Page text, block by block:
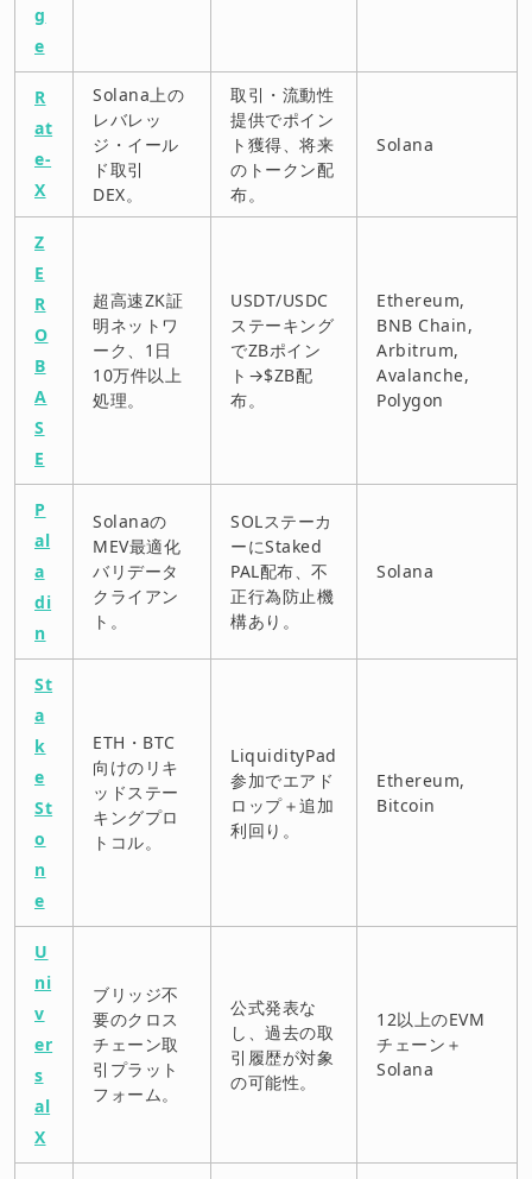
g
e
R
at
e-
X
Solana上の
レバレッ
ジ・イール
ド取引
DEX。
取引・流動性
提供でポイン
ト獲得、将来
のトークン配
布。
Solana
Z
E
R
O
B
A
S
E
超高速ZK証
明ネットワ
ーク、1日
10万件以上
処理。
USDT/USDC
ステーキング
でZBポイン
ト→$ZB配
布。
Ethereum,
BNB Chain,
Arbitrum,
Avalanche,
Polygon
P
al
a
di
n
Solanaの
MEV最適化
バリデータ
クライアン
ト。
SOLステーカ
ーにStaked
PAL配布、不
正行為防止機
構あり。
Solana
St
a
k
e
St
o
n
e
ETH・BTC
向けのリキ
ッドステー
キングプロ
トコル。
LiquidityPad
参加でエアド
ロップ＋追加
利回り。
Ethereum,
Bitcoin
U
ni
v
er
s
al
X
ブリッジ不
要のクロス
チェーン取
引プラット
フォーム。
公式発表な
し、過去の取
引履歴が対象
の可能性。
12以上のEVM
チェーン＋
Solana